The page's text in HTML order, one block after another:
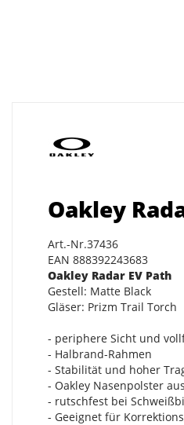
Oakley
Art.-Nr.37436
EAN 888392243683
Oakley Radar EV Path
Gestell: Matte Black
Gläser: Prizm Trail Torch
- periphere Sicht und
- Halbrand-Rahmen
- Stabilität und hoher
- Oakley Nasenpolster
- rutschfest bei
- Geeignet für